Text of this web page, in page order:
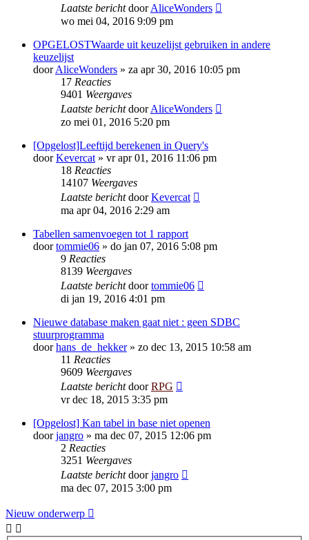
Laatste berichtdoorAliceWonders
wo mei 04, 2016 9:09 pm
OPGELOSTWaarde uit keuzelijst gebruiken in andere
keuzelijst
doorAliceWonders » za apr 30, 2016 10:05 pm
17 Reacties
9401 Weergaves
Laatste berichtdoorAliceWonders
zo mei 01, 2016 5:20 pm
[Opgelost]Leeftijd berekenen in Query's
doorKevercat » vr apr 01, 2016 11:06 pm
18 Reacties
14107 Weergaves
Laatste berichtdoorKevercat
ma apr 04, 2016 2:29 am
Tabellen samenvoegen tot 1 rapport
doortommie06 » do jan 07, 2016 5:08 pm
9 Reacties
8139 Weergaves
Laatste berichtdoortommie06
di jan 19, 2016 4:01 pm
Nieuwe database maken gaat niet : geen SDBC
stuurprogramma
doorhans_de_hekker» zo dec 13, 2015 10:58 am
11 Reacties
9609 Weergaves
Laatste berichtdoorRPG
vr dec 18, 2015 3:35 pm
[Opgelost] Kan tabel in base niet openen
doorjangro » ma dec 07, 2015 12:06 pm
2 Reacties
3251 Weergaves
Laatste berichtdoorjangro
ma dec 07, 2015 3:00 pm
Nieuw onderwerp